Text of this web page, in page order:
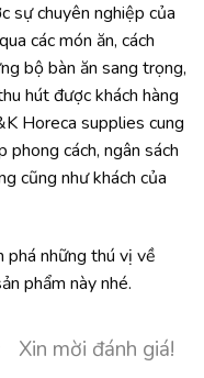
sự chuyên nghiệp của
các món ăn, cách
bộ bàn ăn sang trọng,
hút được khách hàng
Horeca supplies cung
cách, ngân sách
cũng như khách của
phá những thú vị về
phẩm này nhé.
Xin mời đánh giá!